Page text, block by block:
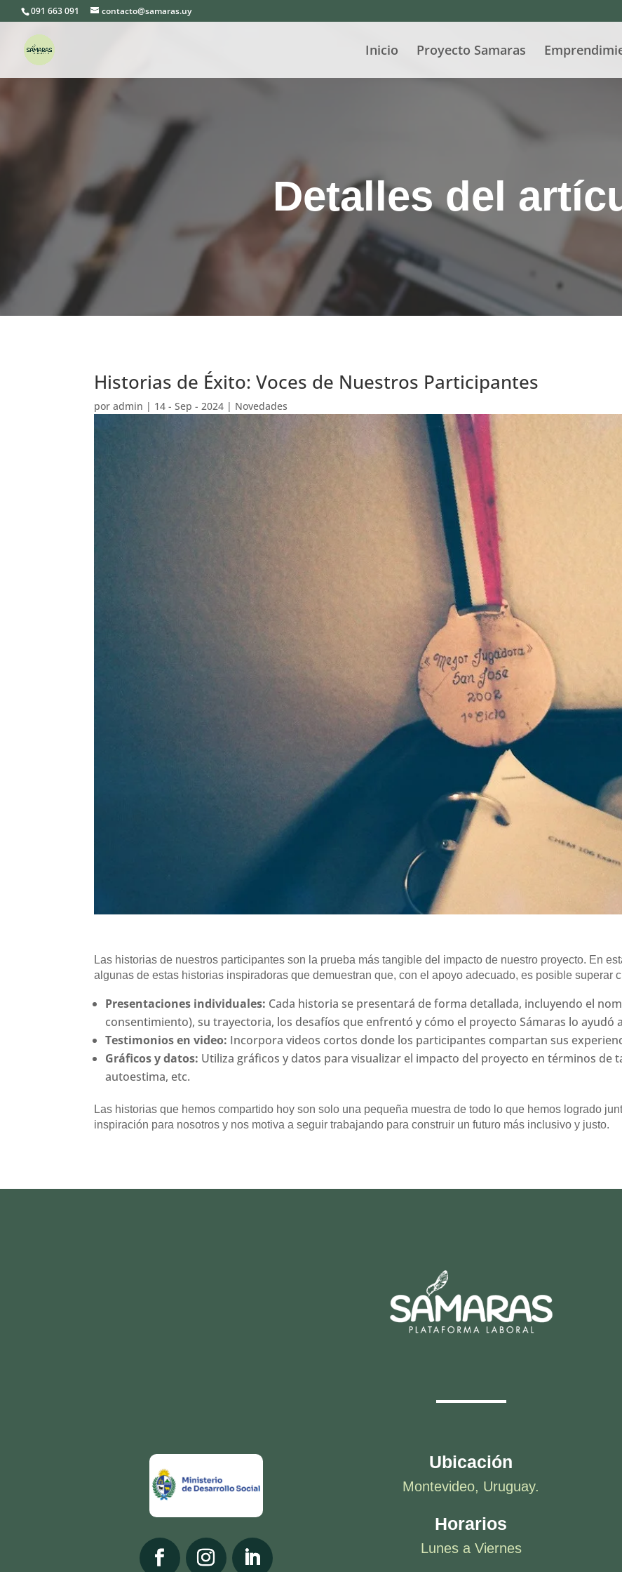
091 663 091 contacto@samaras.uy
Inicio Proyecto Samaras
Detalles del
Historias de Éxito: Voces de Nuestros Participantes
poradmin | 14 - Sep - 2024 | Novedades
Las historias de nuestros participantes son la prueba más tangible del impacto de nuestro proyecto. En
algunas de estas historias inspiradoras que demuestran que, con el apoyo adecuado, es posible superar
Presentaciones individuales: Cada historia se presentará de forma detallada, incluyendo el
consentimiento), su trayectoria, los desafíos que enfrentó y cómo el proyecto Sámaras lo ayudó
Testimonios en video: Incorpora videos cortos donde los participantes compartan sus
Gráficos y datos: Utiliza gráficos y datos para visualizar el impacto del proyecto en términos de
autoestima, etc.
Las historias que hemos compartido hoy son solo una pequeña muestra de todo lo que hemos logrado
inspiración para nosotros y nos motiva a seguir trabajando para construir un futuro más inclusivo y justo.
Ubicación
Montevideo, Uruguay.
Horarios
Lunes a Viernes